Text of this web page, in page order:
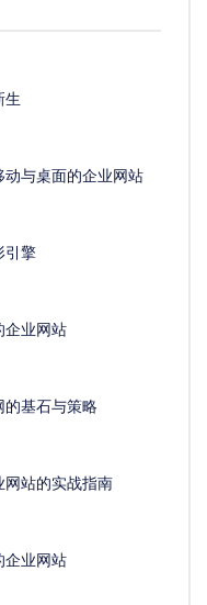
生
与桌面的企业网站
引擎
企业网站
基石与策略
站的实战指南
企业网站